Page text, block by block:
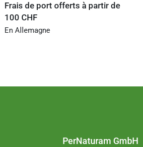
Frais de port offerts à partir de
100 CHF
En Allemagne
PerNaturam GmbH